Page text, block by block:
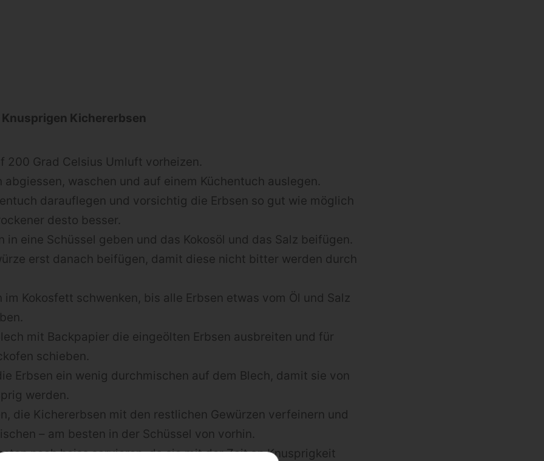
Kichererbsen
200 Grad Celsius Umluft vorheizen.
abgiessen, waschen und auf einem Küchentuch auslegen.
darauflegen und vorsichtig die Erbsen so gut wie möglich
desto besser.
in eine Schüssel geben und das Kokosöl und das Salz beifügen.
erst danach beifügen, damit diese nicht bitter werden durch
im Kokosfett schwenken, bis alle Erbsen etwas vom Öl und Salz
mit Backpapier die eingeölten Erbsen ausbreiten und für
schieben.
Erbsen ein wenig durchmischen auf dem Blech, damit sie von
werden.
die Kichererbsen mit den restlichen Gewürzen verfeinern und
– am besten in der Schüssel von vorhin.
noch heiss servieren, da sie mit der Zeit an Knusprigkeit